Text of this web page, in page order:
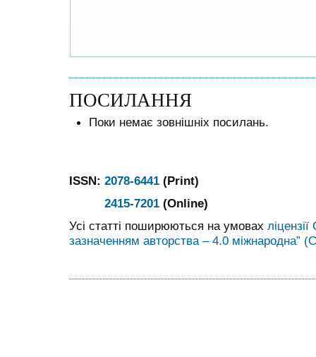
ПОСИЛАННЯ
Поки немає зовнішніх посилань.
ISSN: 2078-6441 (Print)
2415-7201 (Online)
Усі статті поширюються на умовах
зазначенням авторства – 4.0 міжнародна”